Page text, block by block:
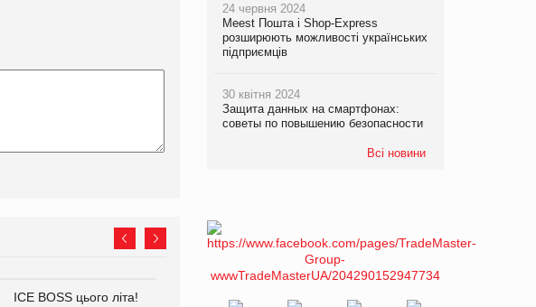
ICE BOSS цього літа!
EVA.UA запустила
Kraft Heinz скоротила
24 червня 2024
Meest Пошта і Shop-Express
розширюють можливості українських
підприємців
30 квітня 2024
Защита данных на смартфонах:
советы по повышению безопасности
Всі новини